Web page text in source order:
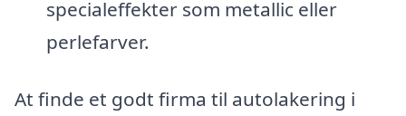
specialeffekter som metallic eller
perlefarver.
At finde et godt firma til autolakering i